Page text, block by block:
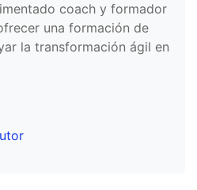
coach y formador
una formación de
la transformación ágil en